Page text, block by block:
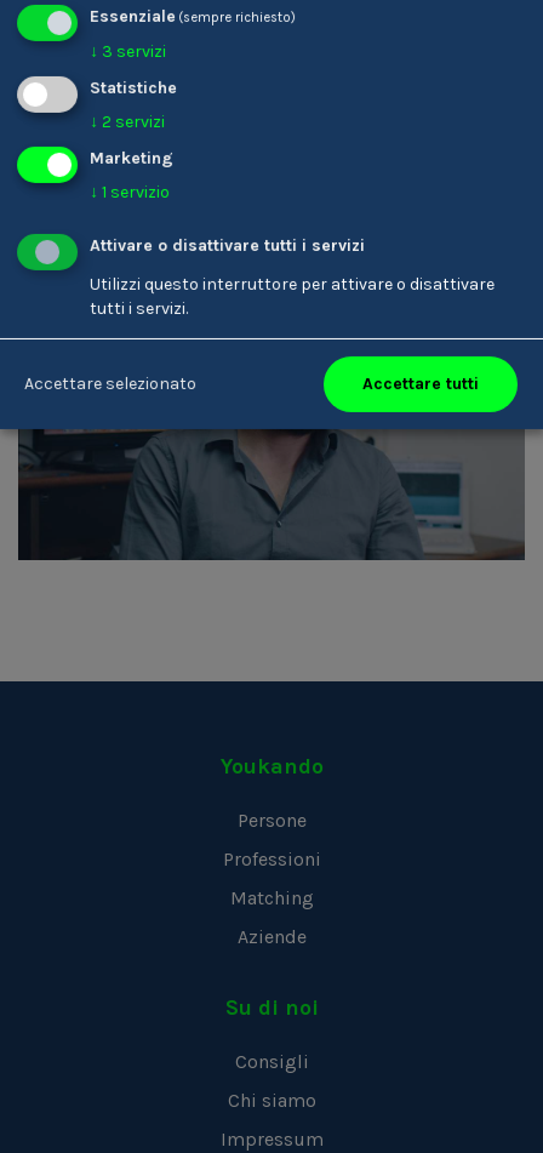
Armin Rottensteiner
Tecnico/-a del suono
Youkando
Persone
Professioni
Matching
Aziende
Su di noi
Consigli
Chi siamo
Impressum
Essenziale (sempre richiesto)
↓ 3 servizi
Statistiche
↓ 2 servizi
Marketing
↓ 1 servizio
Attivare o disattivare tutti i servizi
Utilizzi questo interruttore per attivare o disattivare
tutti i servizi.
Accettare selezionato Accettare tutti